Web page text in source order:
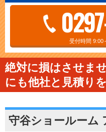
受付時間 9:00
絶対に損はさせま
にも他社と見積り
守谷ショールーム